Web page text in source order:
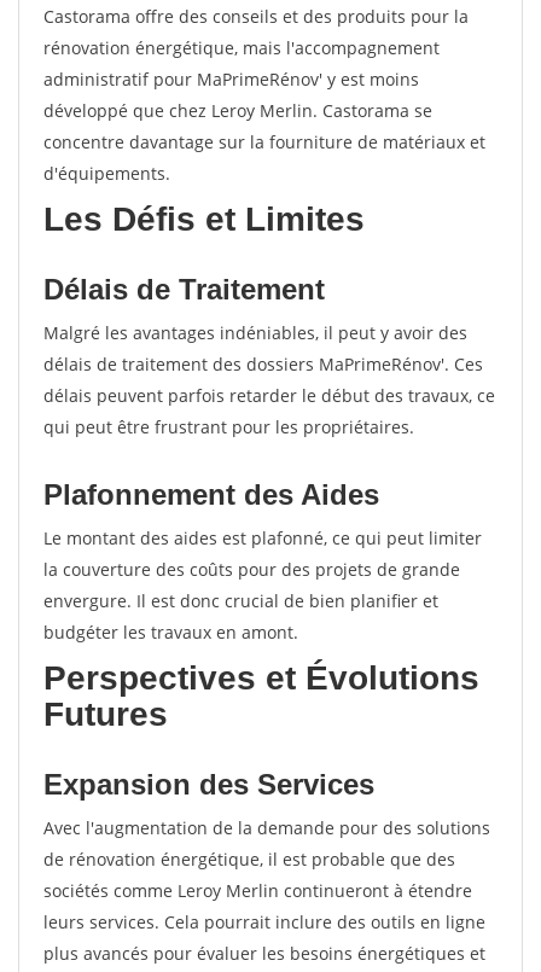
Castorama offre des conseils et des produits pour la
rénovation énergétique, mais l'accompagnement
administratif pour MaPrimeRénov' y est moins
développé que chez Leroy Merlin. Castorama se
concentre davantage sur la fourniture de matériaux et
d'équipements.
Les Défis et Limites
Délais de Traitement
Malgré les avantages indéniables, il peut y avoir des
délais de traitement des dossiers MaPrimeRénov'. Ces
délais peuvent parfois retarder le début des travaux, ce
qui peut être frustrant pour les propriétaires.
Plafonnement des Aides
Le montant des aides est plafonné, ce qui peut limiter
la couverture des coûts pour des projets de grande
envergure. Il est donc crucial de bien planifier et
budgéter les travaux en amont.
Perspectives et Évolutions
Futures
Expansion des Services
Avec l'augmentation de la demande pour des solutions
de rénovation énergétique, il est probable que des
sociétés comme Leroy Merlin continueront à étendre
leurs services. Cela pourrait inclure des outils en ligne
plus avancés pour évaluer les besoins énergétiques et